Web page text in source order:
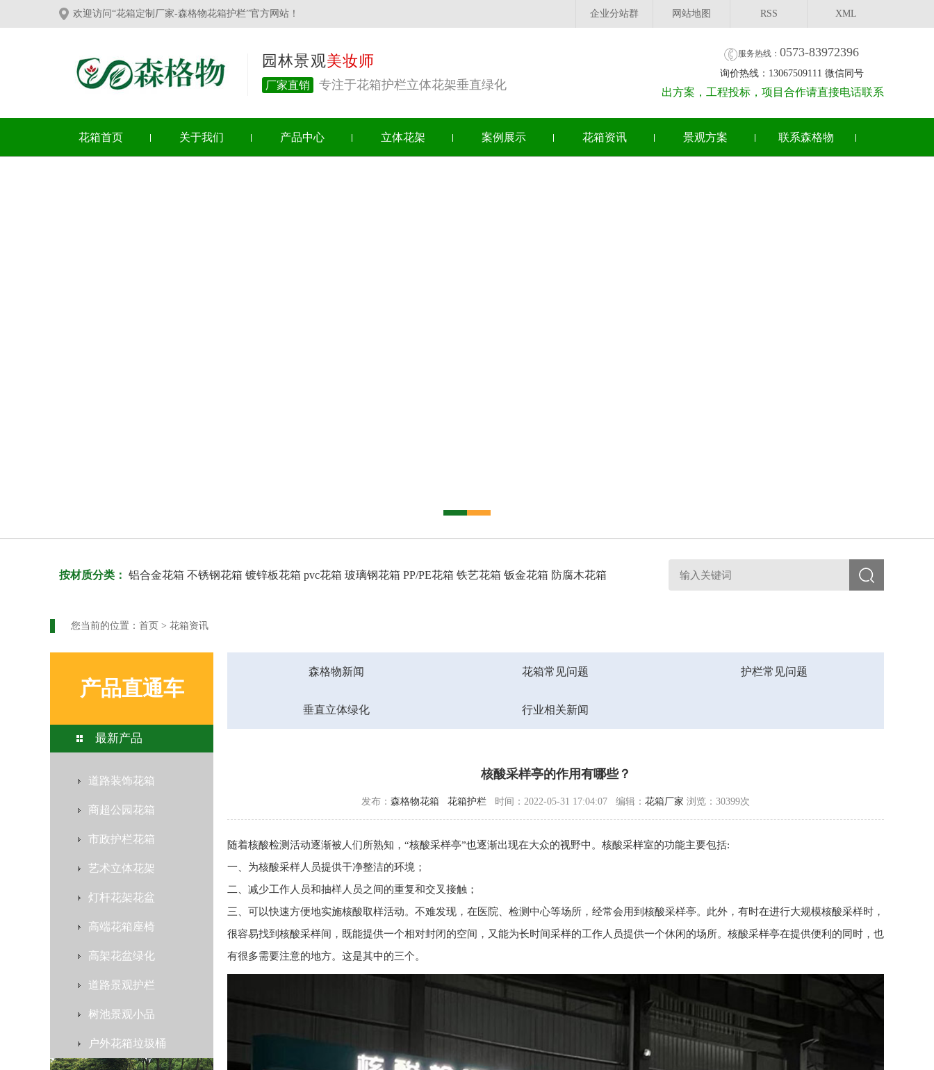
欢迎访问“花箱定制厂家-森格物花箱护栏”官方网站！ 企业分站群 网站地图 RSS XML
园林景观美妆师
厂家直销 专注于花箱护栏立体花架垂直绿化
服务热线： 0573-83972396
询价热线：13067509111 微信同号
出方案，工程投标，项目合作请直接电话联系
花箱首页 关于我们 产品中心 立体花架 案例展示 花箱资讯 景观方案 联系森格物
按材质分类： 铝合金花箱 不锈钢花箱 镀锌板花箱 pvc花箱 玻璃钢花箱 PP/PE花箱 铁艺花箱 钣金花箱 防腐木花箱
您当前的位置： 首页 > 花箱资讯
产品直通车
最新产品
道路装饰花箱
商超公园花箱
市政护栏花箱
艺术立体花架
灯杆花架花盆
高端花箱座椅
高架花盆绿化
道路景观护栏
树池景观小品
户外花箱垃圾桶
森格物新闻 花箱常见问题 护栏常见问题
垂直立体绿化 行业相关新闻
核酸采样亭的作用有哪些？
发布： 森格物花箱 花箱护栏 时间：2022-05-31 17:04:07 编辑： 花箱厂家 浏览：30399次
随着核酸检测活动逐渐被人们所熟知，“核酸采样亭”也逐渐出现在大众的视野中。核酸采样室的功能主要包括:
一、为核酸采样人员提供干净整洁的环境；
二、减少工作人员和抽样人员之间的重复和交叉接触；
三、可以快速方便地实施核酸取样活动。不难发现，在医院、检测中心等场所，经常会用到核酸采样亭。此外，有时在进行大规模核酸采样时，
很容易找到核酸采样间，既能提供一个相对封闭的空间，又能为长时间采样的工作人员提供一个休闲的场所。核酸采样亭在提供便利的同时，也
有很多需要注意的地方。这是其中的三个。